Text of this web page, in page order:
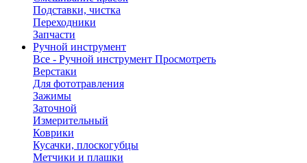
Подставки, чистка
Переходники
Запчасти
Ручной инструмент
Все - Ручной инструмент Просмотреть
Верстаки
Для фототравления
Зажимы
Заточной
Измерительный
Коврики
Кусачки, плоскогубцы
Метчики и плашки